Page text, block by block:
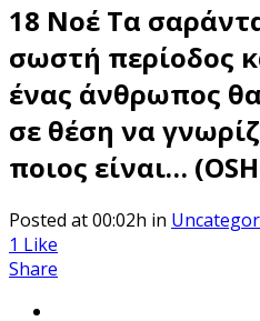
18 Νοέ Τα
σωστή περίοδος
ένας άνθρωπος
σε θέση να
ποιος είναι…
Posted at 00:02h in
1 Like
Share